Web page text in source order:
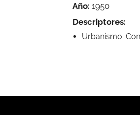
Año: 1950
Descriptores:
Urbanismo.